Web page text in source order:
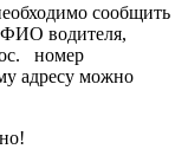
сообщить
ФИО водителя,
номер
адресу можно